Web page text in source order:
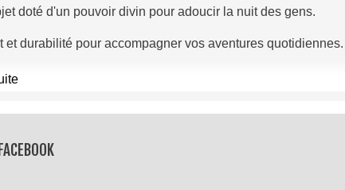
doté d'un pouvoir divin pour adoucir la nuit des gens.
durabilité pour accompagner vos aventures quotidiennes.
FACEBOOK